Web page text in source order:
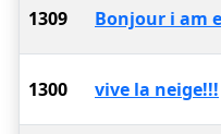
1309 Bonjour i am
1300 vive la neige!!!